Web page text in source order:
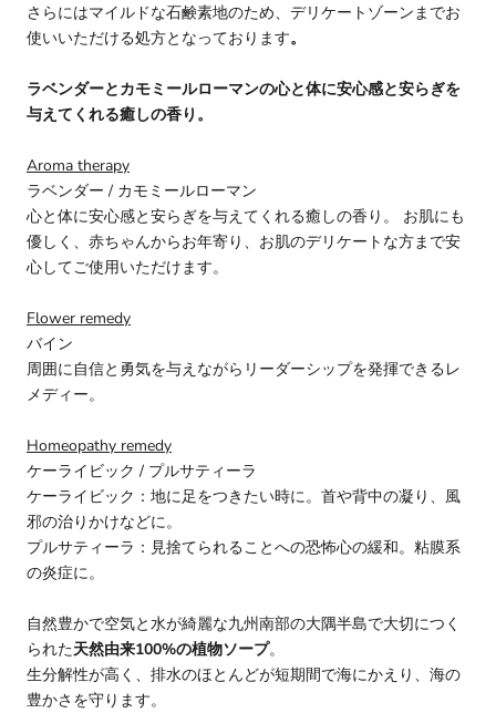
さらにはマイルドな石鹸素地のため、デリケートゾーンまでお
使いいただける処方となっております。
ラベンダーとカモミールローマンの心と体に安心感と安らぎを
与えてくれる癒しの香り。
Aroma therapy
ラベンダー / カモミールローマン
心と体に安心感と安らぎを与えてくれる癒しの香り。 お肌にも
優しく、赤ちゃんからお年寄り、お肌のデリケートな方まで安
心してご使用いただけます。
Flower remedy
バイン
周囲に自信と勇気を与えながらリーダーシップを発揮できるレ
メディー。
Homeopathy remedy
ケーライビック / プルサティーラ
ケーライビック：地に足をつきたい時に。首や背中の凝り、風
邪の治りかけなどに。
プルサティーラ：見捨てられることへの恐怖心の緩和。粘膜系
の炎症に。
自然豊かで空気と水が綺麗な九州南部の大隅半島で大切につく
られた天然由来100%の植物ソープ。
生分解性が高く、排水のほとんどが短期間で海にかえり、海の
豊かさを守ります。